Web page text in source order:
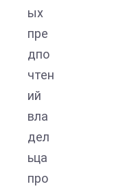
ых
пре
дпо
чтен
ий
вла
дел
ьца
про